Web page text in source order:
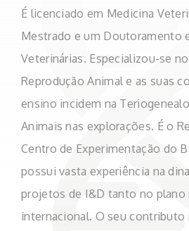
É licenciado em Medicina
Mestrado e um Doutoramento
Veterinárias. Especializou-se
Reprodução Animal e as suas
ensino incidem na
Animais nas explorações. É o
Centro de Experimentação do
possui vasta experiência na
projetos de I&D tanto no plano
internacional. O seu